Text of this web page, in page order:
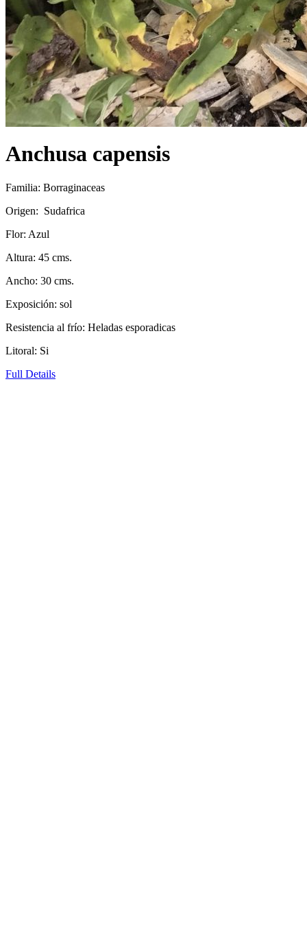
Anchusa capensis
Familia: Borraginaceas
Origen: Sudafrica
Flor: Azul
Altura: 45 cms.
Ancho: 30 cms.
Exposición: sol
Resistencia al frío: Heladas esporadicas
Litoral: Si
Full Details